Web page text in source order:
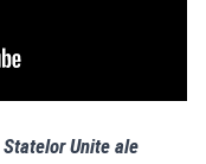
Unite ale